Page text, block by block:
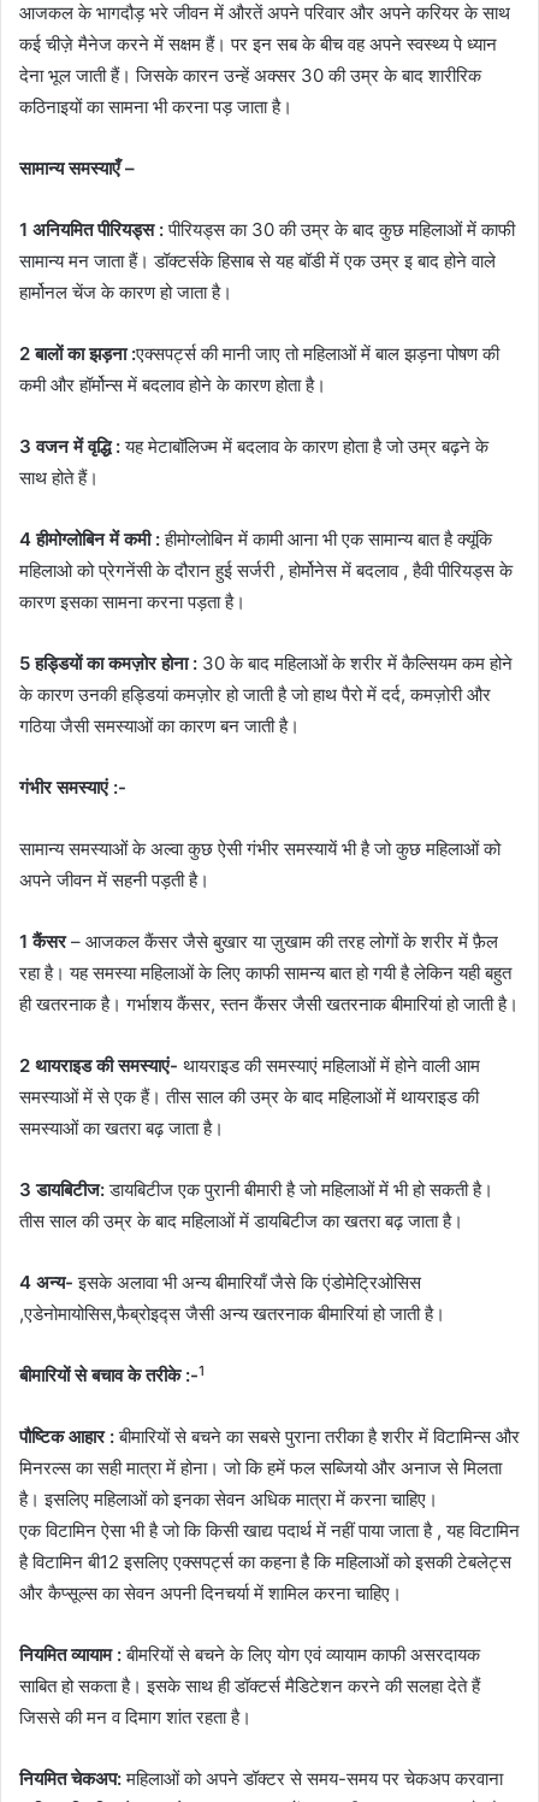
आजकल के भागदौड़ भरे जीवन में औरतें अपने परिवार और अपने करियर के साथ
कई चीज़े मैनेज करने में सक्षम हैं। पर इन सब के बीच वह अपने स्वस्थ्य पे ध्यान
देना भूल जाती हैं। जिसके कारन उन्हें अक्सर 30 की उम्र के बाद शारीरिक
कठिनाइयों का सामना भी करना पड़ जाता है।
सामान्य समस्याएँ –
1 अनियमित पीरियड्स :पीरियड्स का 30 की उम्र के बाद कुछ महिलाओं में काफी
सामान्य मन जाता हैं। डॉक्टर्सके हिसाब से यह बॉडी में एक उम्र इ बाद होने वाले
हार्मोनल चेंज के कारण हो जाता है।
2 बालों का झड़ना :एक्सपर्ट्स की मानी जाए तो महिलाओं में बाल झड़ना पोषण की
कमी और हॉर्मोन्स में बदलाव होने के कारण होता है।
3 वजन में वृद्धि :यह मेटाबॉलिज्म में बदलाव के कारण होता है जो उम्र बढ़ने के
साथ होते हैं।
4 हीमोग्लोबिन में कमी :हीमोग्लोबिन में कामी आना भी एक सामान्य बात है क्यूंकि
महिलाओ को प्रेगनेंसी के दौरान हुई सर्जरी , होर्मोनेस में बदलाव , हैवी पीरियड्स के
कारण इसका सामना करना पड़ता है।
5 हड्डियों का कमज़ोर होना : 30 के बाद महिलाओं के शरीर में कैल्सियम कम होने
के कारण उनकी हड्डियां कमज़ोर हो जाती है जो हाथ पैरो में दर्द, कमज़ोरी और
गठिया जैसी समस्याओं का कारण बन जाती है।
गंभीर समस्याएं :-
सामान्य समस्याओं के अल्वा कुछ ऐसी गंभीर समस्यायें भी है जो कुछ महिलाओं को
अपने जीवन में सहनी पड़ती है।
1 कैंसर– आजकल कैंसर जैसे बुखार या ज़ुखाम की तरह लोगों के शरीर में फ़ैल
रहा है। यह समस्या महिलाओं के लिए काफी सामन्य बात हो गयी है लेकिन यही बहुत
ही खतरनाक है। गर्भाशय कैंसर, स्तन कैंसर जैसी खतरनाक बीमारियां हो जाती है।
2 थायराइड की समस्याएं- थायराइड की समस्याएं महिलाओं में होने वाली आम
समस्याओं में से एक हैं। तीस साल की उम्र के बाद महिलाओं में थायराइड की
समस्याओं का खतरा बढ़ जाता है।
3 डायबिटीज:डायबिटीज एक पुरानी बीमारी है जो महिलाओं में भी हो सकती है।
तीस साल की उम्र के बाद महिलाओं में डायबिटीज का खतरा बढ़ जाता है।
4 अन्य-इसके अलावा भी अन्य बीमारियाँ जैसे कि एंडोमेट्रिओसिस
,एडेनोमायोसिस,फैब्रोइद्स जैसी अन्य खतरनाक बीमारियां हो जाती है।
बीमारियों से बचाव के तरीके :-1
पौष्टिक आहार :बीमारियों से बचने का सबसे पुराना तरीका है शरीर में विटामिन्स और
मिनरल्स का सही मात्रा में होना। जो कि हमें फल सब्जियो और अनाज से मिलता
है। इसलिए महिलाओं को इनका सेवन अधिक मात्रा में करना चाहिए।
एक विटामिन ऐसा भी है जो कि किसी खाद्य पदार्थ में नहीं पाया जाता है , यह विटामिन
है विटामिन बी12 इसलिए एक्सपर्ट्स का कहना है कि महिलाओं को इसकी टेबलेट्स
और कैप्सूल्स का सेवन अपनी दिनचर्या में शामिल करना चाहिए।
नियमित व्यायाम :बीमरियों से बचने के लिए योग एवं व्यायाम काफी असरदायक
साबित हो सकता है। इसके साथ ही डॉक्टर्स मैडिटेशन करने की सलहा देते हैं
जिससे की मन व दिमाग शांत रहता है।
नियमित चेकअप:महिलाओं को अपने डॉक्टर से समय-समय पर चेकअप करवाना